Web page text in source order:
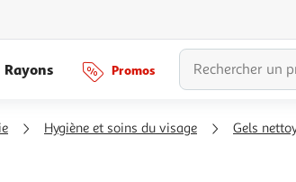
Rayons Promos
Hygiène et soins du visage Gels